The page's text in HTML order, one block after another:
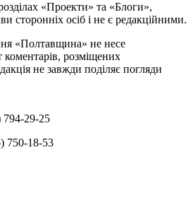
«Проекти» та «Блоги»,
сторонніх осіб і не є редакційними.
«Полтавщина» не несе
коментарів, розміщених
не завжди поділяє погляди
794-29-25
750-18-53